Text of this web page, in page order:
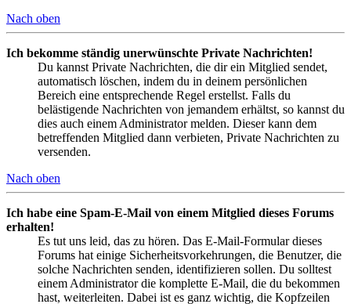
Nach oben
Ich bekomme ständig unerwünschte Private Nachrichten!
Du kannst Private Nachrichten, die dir ein Mitglied sendet,
automatisch löschen, indem du in deinem persönlichen
Bereich eine entsprechende Regel erstellst. Falls du
belästigende Nachrichten von jemandem erhältst, so kannst du
dies auch einem Administrator melden. Dieser kann dem
betreffenden Mitglied dann verbieten, Private Nachrichten zu
versenden.
Nach oben
Ich habe eine Spam-E-Mail von einem Mitglied dieses Forums
erhalten!
Es tut uns leid, das zu hören. Das E-Mail-Formular dieses
Forums hat einige Sicherheitsvorkehrungen, die Benutzer, die
solche Nachrichten senden, identifizieren sollen. Du solltest
einem Administrator die komplette E-Mail, die du bekommen
hast, weiterleiten. Dabei ist es ganz wichtig, die Kopfzeilen